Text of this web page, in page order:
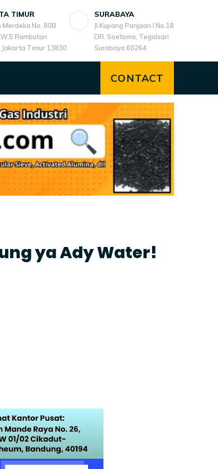
TIMUR
Merdeka No. 80B
Rambutan
Jakarta Timur 13830
SURABAYA
Jl Kupang Panjaan I No.18
DR. Soetomo, Tegalsari
Surabaya 60264
CONTACT
ya Ady Water!